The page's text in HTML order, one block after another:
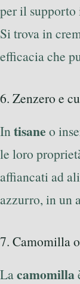
per il supporto
Si trova in
efficacia che
6. Zenzero e
In tisane o
le loro
affiancati ad
azzurro, in un
7. Camomilla
Lacamomilla